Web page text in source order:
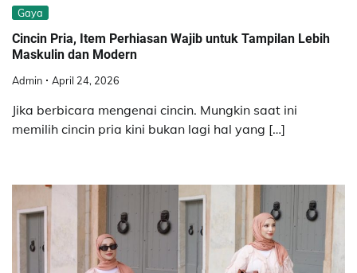
Gaya
Cincin Pria, Item Perhiasan Wajib untuk Tampilan Lebih
Maskulin dan Modern
Admin April 24, 2026
Jika berbicara mengenai cincin. Mungkin saat ini
memilih cincin pria kini bukan lagi hal yang […]